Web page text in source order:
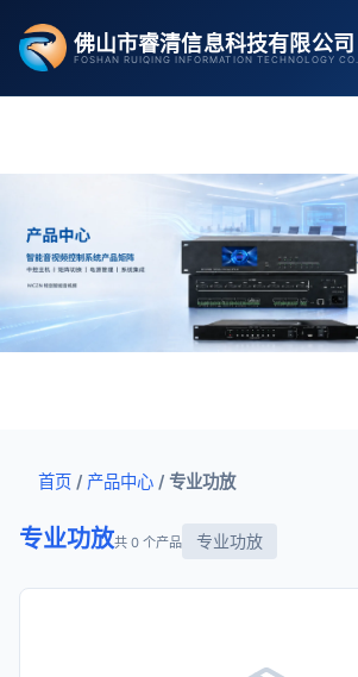
容
佛山市睿清信息科技有限公司
FOSHAN RUIQING INFORMATION TECHNOLOGY
首页 / 产品中心 / 专业功放
专业功放共 0 个产品 专业功放